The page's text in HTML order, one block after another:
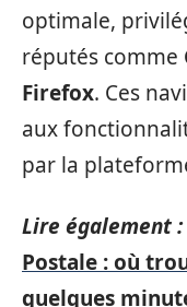
optimale,
réputés comme
Firefox. Ces
aux
par la
Lire également :
Postale : où
quelques